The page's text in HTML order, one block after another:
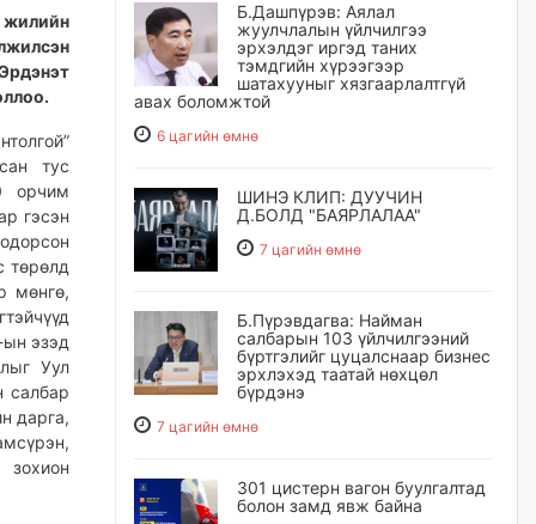
жилийн
тус
орчим
гэсэн
төрөлд
мөнгө,
ын эзэд
Уул
салбар
дарга,
Б.Дашпүрэв: Аялал
жуулчлалын үйлчилгээ
эрхэлдэг иргэд таних
тэмдгийн хүрээгээр
шатахууныг хязгаарлалтгүй
авах боломжтой
6 цагийн өмнө
ШИНЭ КЛИП: ДУУЧИН
Д.БОЛД "БАЯРЛАЛАА"
7 цагийн өмнө
Б.Пүрэвдагва: Найман
салбарын 103 үйлчилгээний
бүртгэлийг цуцалснаар бизнес
эрхлэхэд таатай нөхцөл
бүрдэнэ
7 цагийн өмнө
301 цистерн вагон буулгалтад
болон замд явж байна